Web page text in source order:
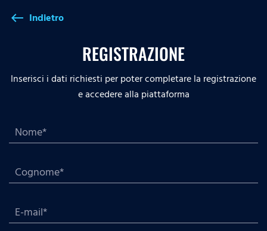
west Indietro
REGISTRAZIONE
Inserisci i dati richiesti per poter completare la registrazione
e accedere alla piattaforma